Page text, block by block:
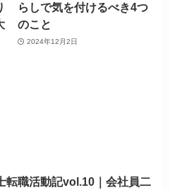
らしで気を付けるべき4つ
のこと
2024年12月2日
転職活動記vol.10｜会社員二